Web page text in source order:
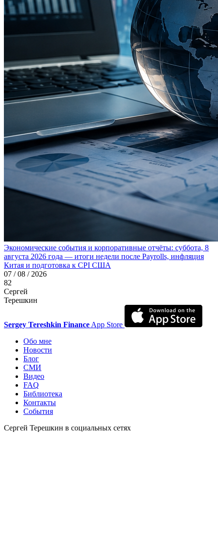
Экономические события и корпоративные отчёты: суббота, 8
августа 2026 года — итоги недели после Payrolls, инфляция
Китая и подготовка к CPI США
07 / 08 / 2026
82
Сергей
Терешкин
Sergey Tereshkin Finance App Store
Обо мне
Новости
Блог
СМИ
Видео
FAQ
Библиотека
Контакты
События
Сергей Терешкин в социальных сетях